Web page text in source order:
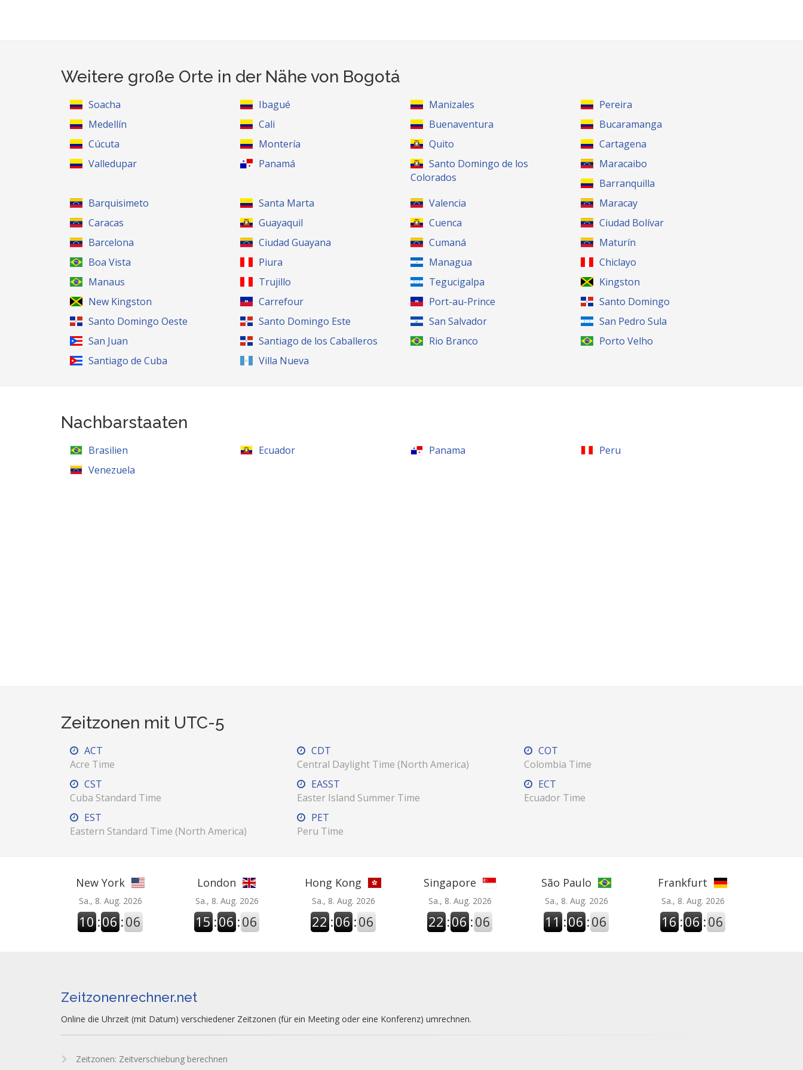
Weitere große Orte in der Nähe von Bogotá
Soacha Ibagué Manizales
Pereira
Medellín
Cali Buenaventura
Bucaramanga
Cúcuta
Montería Quito
Cartagena
Valledupar
Panamá
Santo Domingo de los
Colorados
Maracaibo
Barranquilla
Barquisimeto
Santa Marta Valencia
Maracay
Caracas
Guayaquil Cuenca
Ciudad Bolívar
Barcelona
Ciudad Guayana Cumaná
Maturín
Boa Vista
Piura Managua
Chiclayo
Manaus
Trujillo Tegucigalpa
Kingston
New Kingston
Carrefour Port-au-Prince
Santo Domingo
Santo Domingo Oeste
Santo Domingo Este San Salvador
San Pedro Sula
San Juan
Santiago de los Caballeros Rio Branco
Porto Velho
Santiago de Cuba
Villa Nueva
Nachbarstaaten
Brasilien Ecuador Panama
Peru
Venezuela
Zeitzonen mit UTC-5
ACT
Acre Time
CDT
Central Daylight Time (North America)
COT
Colombia Time
CST
Cuba Standard Time
EASST
Easter Island Summer Time
ECT
Ecuador Time
EST
Eastern Standard Time (North America)
PET
Peru Time
New York
Sa., 8. Aug. 2026
10 :06 :07
London
Sa., 8. Aug. 2026
15 :06 :07
Hong Kong
Sa., 8. Aug. 2026
22 :06 :07
Singapore
Sa., 8. Aug. 2026
22 :06 :07
São Paulo
Sa., 8. Aug. 2026
11 :06 :07
Frankfurt
Sa., 8. Aug. 2026
16 :06 :07
Zeitzonenrechner.net
Online die Uhrzeit (mit Datum) verschiedener Zeitzonen (für ein Meeting oder eine Konferenz) umrechnen.
Zeitzonen: Zeitverschiebung berechnen